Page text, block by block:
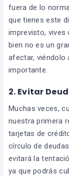
fuera de lo
que tienes este
imprevisto, vives
bien no es un
afectar, viéndolo
importante.
2. Evitar
Muchas veces,
nuestra primera
tarjetas de
círculo de
evitará la
ya que podrás